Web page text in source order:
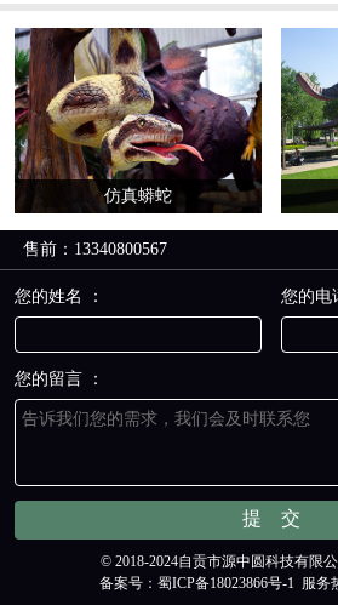
仿真蟒蛇
售前：13340800567
您的姓名 ： 您的电
您的留言 ：
© 2018-2024自贡市源中圆科技有限
备案号： 蜀ICP备18023866号-1 服务